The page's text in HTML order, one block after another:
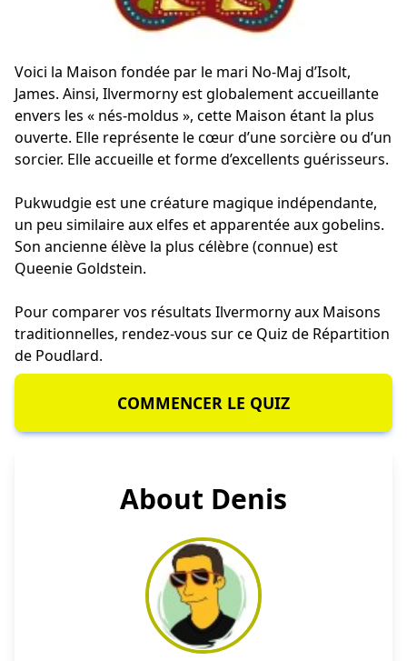
Voici la Maison fondée par le mari No-Maj d’Isolt,
James. Ainsi, Ilvermorny est globalement accueillante
envers les « nés-moldus », cette Maison étant la plus
ouverte. Elle représente le cœur d’une sorcière ou d’un
sorcier. Elle accueille et forme d’excellents guérisseurs.
Pukwudgie est une créature magique indépendante,
un peu similaire aux elfes et apparentée aux gobelins.
Son ancienne élève la plus célèbre (connue) est
Queenie Goldstein.
Pour comparer vos résultats Ilvermorny aux Maisons
traditionnelles, rendez-vous sur ce Quiz de Répartition
de Poudlard.
COMMENCER LE QUIZ
About Denis